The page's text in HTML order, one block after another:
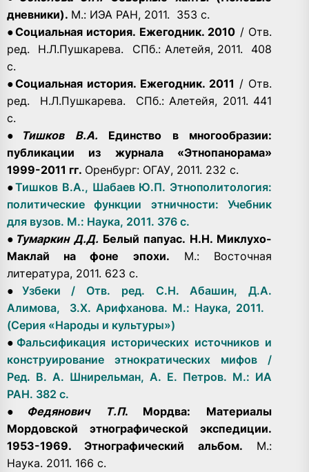
дневники). М.: ИЭА РАН, 2011. 353 с.
●Социальная история. Ежегодник. 2010 / Отв.
ред. Н.Л.Пушкарева. СПб.: Алетейя, 2011. 408
с.
●Социальная история. Ежегодник. 2011 / Отв.
ред. Н.Л.Пушкарева. СПб.: Алетейя, 2011. 441
с.
●
Тишков В.А. Единство в многообразии:
публикации из журнала «Этнопанорама»
1999-2011 гг. Оренбург: ОГАУ, 2011. 232 с.
●Тишков В.А., Шабаев Ю.П. Этнополитология:
политические функции этничности: Учебник
для вузов. М.: Наука, 2011. 376 с.
● Тумаркин Д.Д. Белый папуас. Н.Н. Миклухо-
Маклай на фоне эпохи. М.: Восточная
литература, 2011. 623 с.
● Узбеки / Отв. ред. С.Н. Абашин, Д.А.
Алимова, З.Х. Арифханова. М.: Наука, 2011.
(Серия «Народы и культуры»)
●Фальсификация исторических источников и
конструирование этнократических мифов /
Ред. В. А. Шнирельман, А. Е. Петров. М.: ИА
РАН. 382 с.
●
Федянович Т.П. Мордва: Материалы
Мордовской этнографической экспедиции.
1953-1969. Этнографический альбом. М.:
Наука. 2011. 166 с.